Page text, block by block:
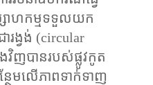
សាហកម្មទទួលយក
រង្វង់ (circular
ងវិញបានរបស់ផ្លូវកូត
ថែមលើភាពទាក់ទាញ